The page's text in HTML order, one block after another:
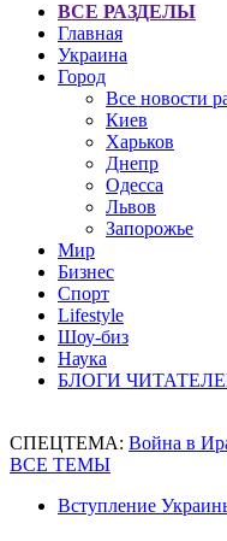
ВСЕ РАЗДЕЛЫ
Главная
Украина
Город
Все новости
Киев
Харьков
Днепр
Одесса
Львов
Запорожье
Мир
Бизнес
Спорт
Lifestyle
Шоу-биз
Наука
БЛОГИ
СПЕЦТЕМА: Война в
ВСЕ ТЕМЫ
Вступление